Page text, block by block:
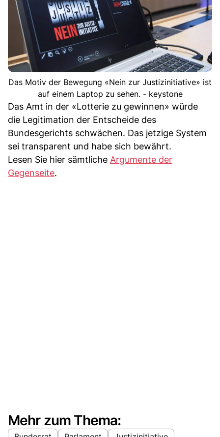
Das Motiv der Bewegung «Nein zur Justizinitiative» ist
auf einem Laptop zu sehen. - keystone
Das Amt in der «Lotterie zu gewinnen» würde
die Legitimation der Entscheide des
Bundesgerichts schwächen. Das jetzige System
sei transparent und habe sich bewährt.
Lesen Sie hier sämtliche Argumente der
Gegenseite.
Mehr zum Thema: